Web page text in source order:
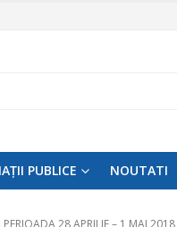
PUBLICE NOUTATI
PERIOADA 28 APRILIE – 1 MAI 2018